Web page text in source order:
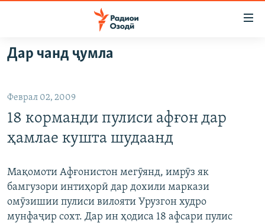
Ҷаҳиш
ба
аслӣ
Ҷаҳиш
ба
феҳристи
Ҷаҳиш
ба
ҷустор
ГӮШАҲО
ҶОМЕА
ҚАЗИЯИ "КРОКУС"
ОСИЁИ МАРКАЗӢ
ФАРҲАНГ
МЕҲМОНИ ОЗОДӢ
РӮЗГОРИ МУҲОҶИР
САЛОМ, ХОҲАР
ТАҲҚИҚОТ
ҶАНГ ДАР УКРАИНА
НАЗАРИ МАРДУМ
БЛОГИСТОН
ЧАНДРАСОНАӢ
Дар чанд ҷумла
Феврал 02, 2009
18 корманди пулиси афғон дар
ҳамлае кушта шудаанд
Мақомоти Афғонистон мегӯянд, имрӯз як
бамгузори интиҳорӣ дар дохили маркази
омӯзишии пулиси вилояти Урузгон худро
мунфаҷир сохт. Дар ин ҳодиса 18 афсари пулис